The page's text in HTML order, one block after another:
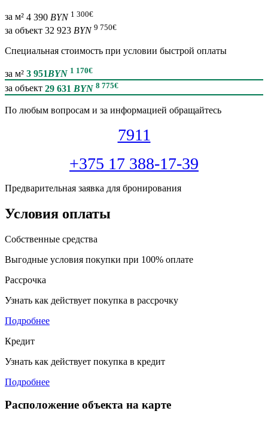
за м² 4 390 BYN 1 300€
за объект 32 923 BYN 9 750€
Специальная cтоимость при условии быстрой оплаты
за м² 3 951BYN 1 170€
за объект 29 631 BYN 8 775€
По любым вопросам и за информацией обращайтесь
7911
+375 17 388-17-39
Предварительная заявка для бронирования
Условия оплаты
Собственные средства
Выгодные условия покупки при 100% оплате
Рассрочка
Узнать как действует покупка в рассрочку
Подробнее
Кредит
Узнать как действует покупка в кредит
Подробнее
Расположение объекта на карте